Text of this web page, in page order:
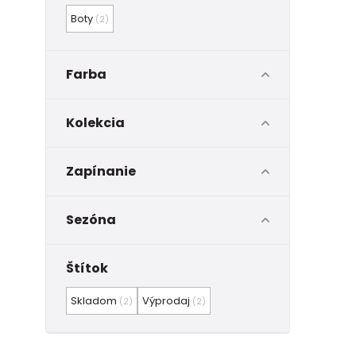
Boty (2)
Farba
Kolekcia
Zapínanie
Sezóna
Štítok
Skladom (2) Výprodaj (2)